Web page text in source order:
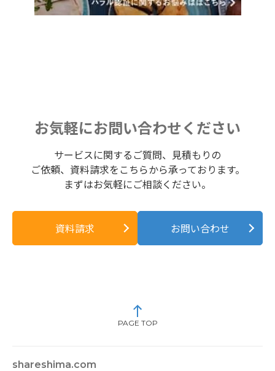
お気軽にお問い合わせください
サービスに関するご質問、見積もりの
ご依頼、資料請求をこちらから承っております。
まずはお気軽にご相談ください。
資料請求 お問い合わせ
PAGE TOP
shareshima.com